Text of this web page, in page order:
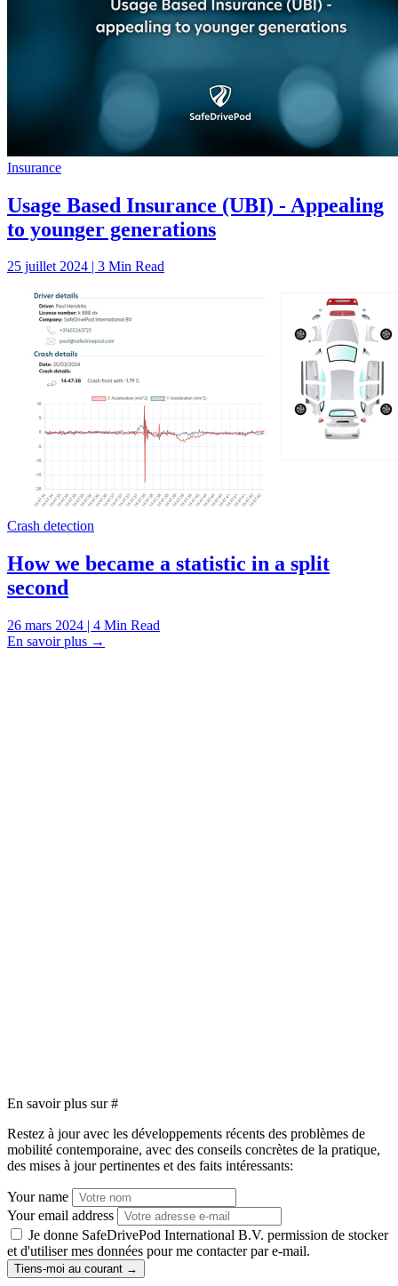
Insurance
Usage Based Insurance (UBI) - Appealing
to younger generations
25 juillet 2024 | 3 Min Read
Crash detection
How we became a statistic in a split
second
26 mars 2024 | 4 Min Read
En savoir plus →
En savoir plus sur#
Restez à jour avec les développements récents des problèmes de
mobilité contemporaine, avec des conseils concrètes de la pratique,
des mises à jour pertinentes et des faits intéressants:
Your name
Your email address
Je donne SafeDrivePod International B.V. permission de stocker
et d'utiliser mes données pour me contacter par e-mail.
Tiens-moi au courant →